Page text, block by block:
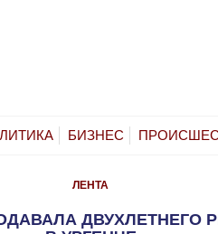
БИЗНЕС
ЛЕНТА
ДВУХЛЕТНЕГО